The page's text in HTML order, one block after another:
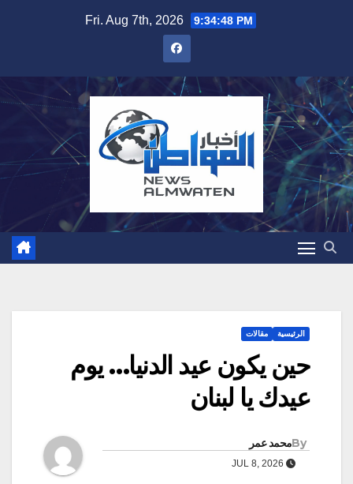
Fri. Aug 7th, 2026 9:34:49 PM
الرئيسية مقالات
حين يكون عيد الدنيا… يوم
عيدك يا لبنان
Byمحمد عمر